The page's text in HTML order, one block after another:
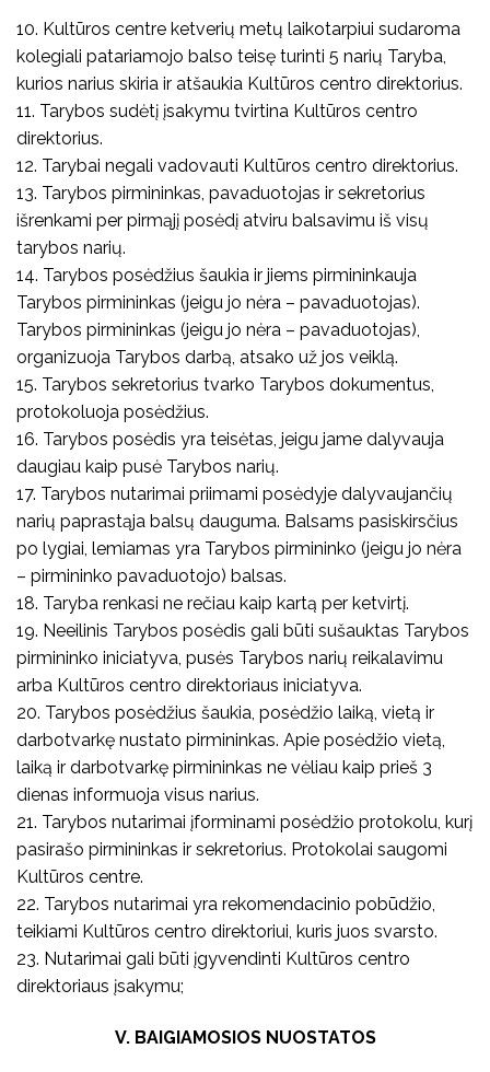
10. Kultūros centre ketverių metų laikotarpiui sudaroma
kolegiali patariamojo balso teisę turinti 5 narių Taryba,
kurios narius skiria ir atšaukia Kultūros centro direktorius.
11. Tarybos sudėtį įsakymu tvirtina Kultūros centro
direktorius.
12. Tarybai negali vadovauti Kultūros centro direktorius.
13. Tarybos pirmininkas, pavaduotojas ir sekretorius
išrenkami per pirmąjį posėdį atviru balsavimu iš visų
tarybos narių.
14. Tarybos posėdžius šaukia ir jiems pirmininkauja
Tarybos pirmininkas (jeigu jo nėra – pavaduotojas).
Tarybos pirmininkas (jeigu jo nėra – pavaduotojas),
organizuoja Tarybos darbą, atsako už jos veiklą.
15. Tarybos sekretorius tvarko Tarybos dokumentus,
protokoluoja posėdžius.
16. Tarybos posėdis yra teisėtas, jeigu jame dalyvauja
daugiau kaip pusė Tarybos narių.
17. Tarybos nutarimai priimami posėdyje dalyvaujančių
narių paprastąja balsų dauguma. Balsams pasiskirsčius
po lygiai, lemiamas yra Tarybos pirmininko (jeigu jo nėra
– pirmininko pavaduotojo) balsas.
18. Taryba renkasi ne rečiau kaip kartą per ketvirtį.
19. Neeilinis Tarybos posėdis gali būti sušauktas Tarybos
pirmininko iniciatyva, pusės Tarybos narių reikalavimu
arba Kultūros centro direktoriaus iniciatyva.
20. Tarybos posėdžius šaukia, posėdžio laiką, vietą ir
darbotvarkę nustato pirmininkas. Apie posėdžio vietą,
laiką ir darbotvarkę pirmininkas ne vėliau kaip prieš 3
dienas informuoja visus narius.
21. Tarybos nutarimai įforminami posėdžio protokolu, kurį
pasirašo pirmininkas ir sekretorius. Protokolai saugomi
Kultūros centre.
22. Tarybos nutarimai yra rekomendacinio pobūdžio,
teikiami Kultūros centro direktoriui, kuris juos svarsto.
23. Nutarimai gali būti įgyvendinti Kultūros centro
direktoriaus įsakymu;
V. BAIGIAMOSIOS NUOSTATOS